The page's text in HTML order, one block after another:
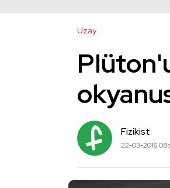
Uzay
Fizikist
22-03-2016